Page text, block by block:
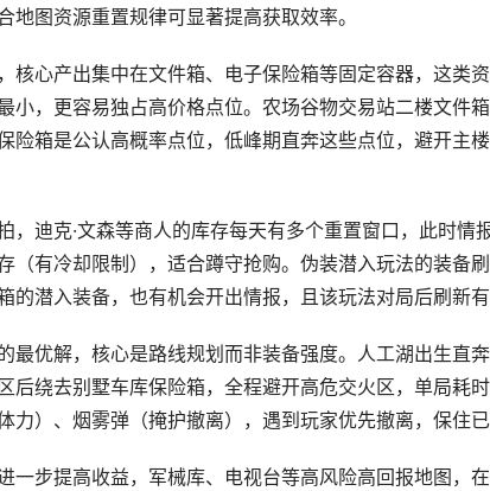
地图资源重置规律可显著提高获取效率。
核心产出集中在文件箱、电子保险箱等固定容器，这类
小，更容易独占高价格点位。农场谷物交易站二楼文件
险箱是公认高概率点位，低峰期直奔这些点位，避开主
，迪克·文森等商人的库存每天有多个重置窗口，此时情
（有冷却限制），适合蹲守抢购。伪装潜入玩法的装备
的潜入装备，也有机会开出情报，且该玩法对局后刷新有
最优解，核心是路线规划而非装备强度。人工湖出生直
后绕去别墅车库保险箱，全程避开高危交火区，单局耗
力）、烟雾弹（掩护撤离），遇到玩家优先撤离，保住
一步提高收益，军械库、电视台等高风险高回报地图，